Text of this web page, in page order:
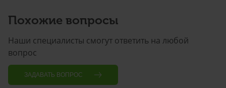
Похожие вопросы
Наши специалисты смогут ответить на любой
вопрос
ЗАДАВАТЬ ВОПРОС